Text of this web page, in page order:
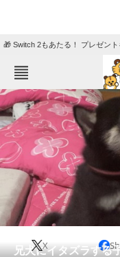
🎁 Switch 2もあたる！ プレゼント
ねとらぼメニュー
TOP
エンタメ
グルメ
住まい
動物
会員記事
兄犬にイタズラする
X